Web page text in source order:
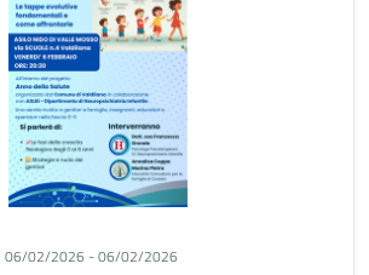
06/02/2026 - 06/02/2026